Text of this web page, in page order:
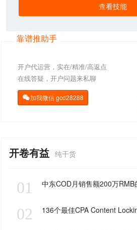
查看技能
靠谱推助手
开户代运营，实在/精准/高返点
在线答疑，开户问题来私聊
加我微信gcd28288
开卷有益 纯干货
01 中东COD月销售额200万RMB
02 136个最佳CPA Content